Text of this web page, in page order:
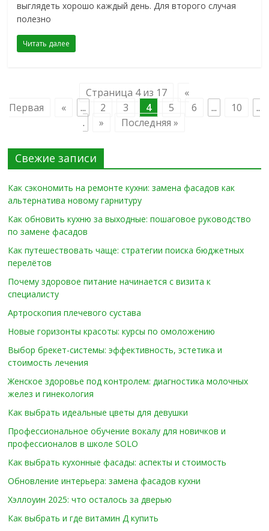
выглядеть хорошо каждый день. Для второго случая
полезно
Читать далее
Страница 4 из 17
«
Первая
« ... 2 3 4 5 6 ... 10
..
.
» Последняя »
Свежие записи
Как сэкономить на ремонте кухни: замена фасадов как
альтернатива новому гарнитуру
Как обновить кухню за выходные: пошаговое руководство
по замене фасадов
Как путешествовать чаще: стратегии поиска бюджетных
перелётов
Почему здоровое питание начинается с визита к
специалисту
Артроскопия плечевого сустава
Новые горизонты красоты: курсы по омоложению
Выбор брекет-системы: эффективность, эстетика и
стоимость лечения
Женское здоровье под контролем: диагностика молочных
желез и гинекология
Как выбрать идеальные цветы для девушки
Профессиональное обучение вокалу для новичков и
профессионалов в школе SOLO
Как выбрать кухонные фасады: аспекты и стоимость
Обновление интерьера: замена фасадов кухни
Хэллоуин 2025: что осталось за дверью
Как выбрать и где витамин Д купить